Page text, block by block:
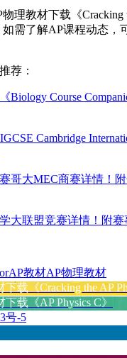
理教材下载《Cracking
需了解AP课程动态，
荐：
Biology Course
Cambridge
哥大MEC商赛详情！
大联盟竞赛详情！附赛
分
类
AP教材标
签
AP物理教材
载《Cracking the AP
载《AP Physics C》
号-5